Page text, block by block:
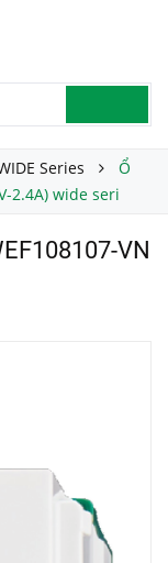
Series
Ổ
2.4A) wide seri
VN